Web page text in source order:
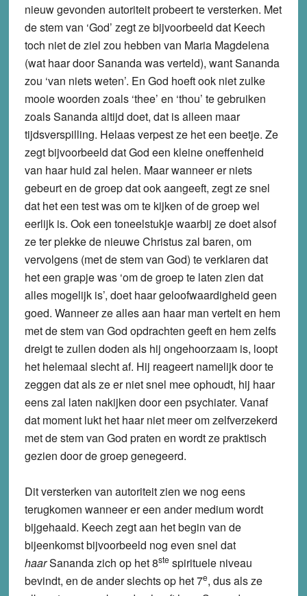
nieuw gevonden autoriteit probeert te versterken. Met
de stem van ‘God’ zegt ze bijvoorbeeld dat Keech
toch niet de ziel zou hebben van Maria Magdelena
(wat haar door Sananda was verteld), want Sananda
zou ‘van niets weten’. En God hoeft ook niet zulke
mooie woorden zoals ‘thee’ en ‘thou’ te gebruiken
zoals Sananda altijd doet, dat is alleen maar
tijdsverspilling. Helaas verpest ze het een beetje. Ze
zegt bijvoorbeeld dat God een kleine oneffenheid
van haar huid zal helen. Maar wanneer er niets
gebeurt en de groep dat ook aangeeft, zegt ze snel
dat het een test was om te kijken of de groep wel
eerlijk is. Ook een toneelstukje waarbij ze doet alsof
ze ter plekke de nieuwe Christus zal baren, om
vervolgens (met de stem van God) te verklaren dat
het een grapje was ‘om de groep te laten zien dat
alles mogelijk is’, doet haar geloofwaardigheid geen
goed. Wanneer ze alles aan haar man vertelt en hem
met de stem van God opdrachten geeft en hem zelfs
dreigt te zullen doden als hij ongehoorzaam is, loopt
het helemaal slecht af. Hij reageert namelijk door te
zeggen dat als ze er niet snel mee ophoudt, hij haar
eens zal laten nakijken door een psychiater. Vanaf
dat moment lukt het haar niet meer om zelfverzekerd
met de stem van God praten en wordt ze praktisch
gezien door de groep genegeerd.
Dit versterken van autoriteit zien we nog eens
terugkomen wanneer er een ander medium wordt
bijgehaald. Keech zegt aan het begin van de
bijeenkomst bijvoorbeeld nog even snel dat
haarSananda zich op het 8ste spirituele niveau
bevindt, en de ander slechts op het 7e, dus als ze